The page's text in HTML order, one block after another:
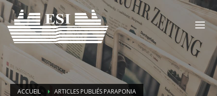
ACCUEIL ARTICLES PUBLIÉS PARAPONIA